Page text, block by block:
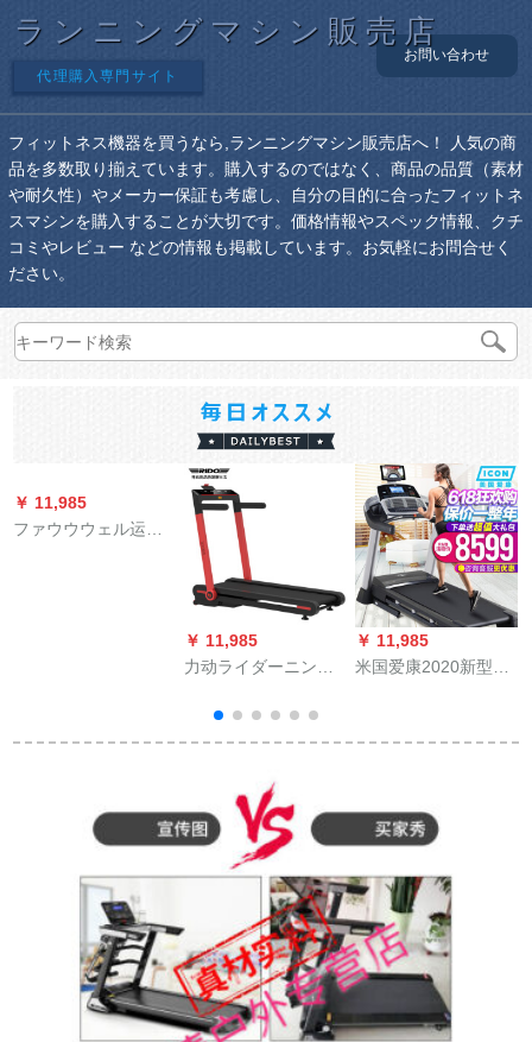
ランニングマシン販売店
代理購入専門サイト
お問い合わせ
フィットネス機器を買うなら,ランニングマシン販売店へ！ 人気の商
品を多数取り揃えています。購入するのではなく、商品の品質（素材
や耐久性）やメーカー保証も考慮し、自分の目的に合ったフィットネ
スマシンを購入することが大切です。価格情報やスペック情報、クチ
コミやレビュー などの情報も掲載しています。お気軽にお問合せく
ださい。
￥ 11,985
ファウウウェル运动
￥ 11,985
力动ライダーニンニ
インストール全折り
畳み静音歩行机多机
￥ 11,985
米国爱康2020新型レ
静音ダンピグ折れた
トマシン